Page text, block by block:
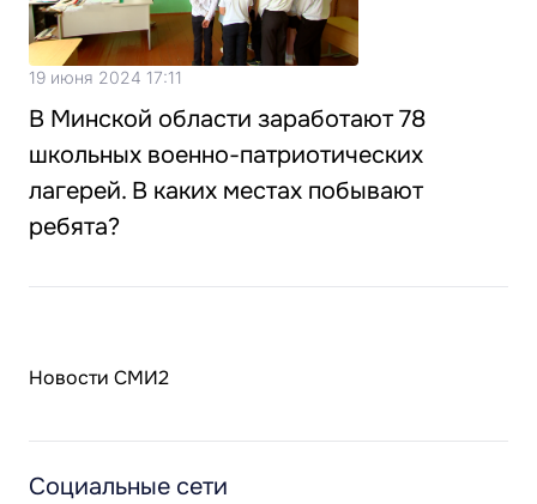
19 июня 2024 17:11
В Минской области заработают 78
школьных военно-патриотических
лагерей. В каких местах побывают
ребята?
Новости СМИ2
Социальные сети